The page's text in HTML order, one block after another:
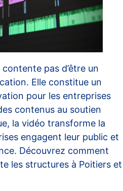
pas d’être un
Elle constitue un
pour les entreprises
contenus au soutien
la vidéo transforme la
engagent leur public et
Découvrez comment
les structures à Poitiers et